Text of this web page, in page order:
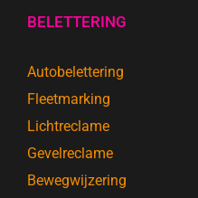
BELETTERING
Autobelettering
Fleetmarking
Lichtreclame
Gevelreclame
Bewegwijzering